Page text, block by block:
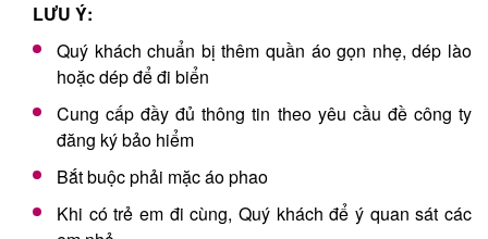
LƯU Ý:
Quý khách chuẩn bị thêm quần áo gọn nhẹ, dép lào
hoặc dép để đi biển
Cung cấp đầy đủ thông tin theo yêu cầu đề công ty
đăng ký bảo hiểm
Bắt buộc phải mặc áo phao
Khi có trẻ em đi cùng, Quý khách để ý quan sát các